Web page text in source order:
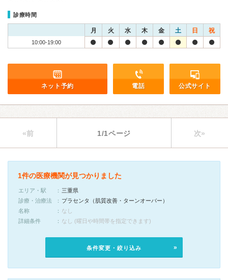
診療時間
月 火 水 木 金 土 日 祝
10:00-19:00
ネット予約 電話 公式サイト
«前 1/1ページ 次»
1件の医療機関が見つかりました
エリア・駅
三重県
診療・治療法
プラセンタ（肌質改善・ターンオーバー）
名称
なし
詳細条件
なし (曜日や時間帯を指定できます)
条件変更・絞り込み